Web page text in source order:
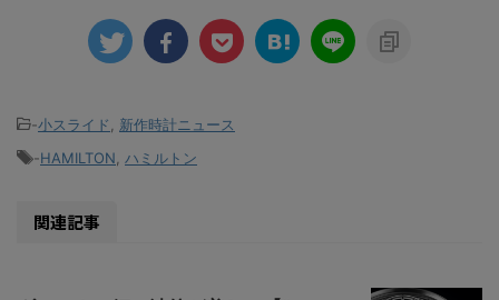
-小スライド
新作時計ニュース
-HAMILTON ハミルトン
関連記事